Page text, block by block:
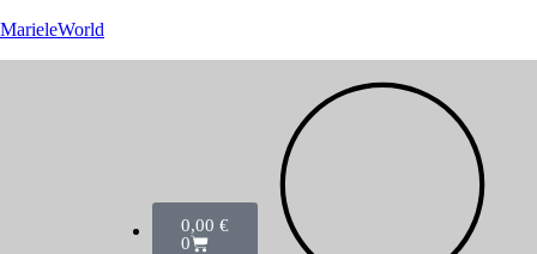
MarieleWorld
0,00 €
0